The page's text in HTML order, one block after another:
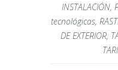
INSTALACIÓN,
tecnológicas,
DE EXTERIOR,